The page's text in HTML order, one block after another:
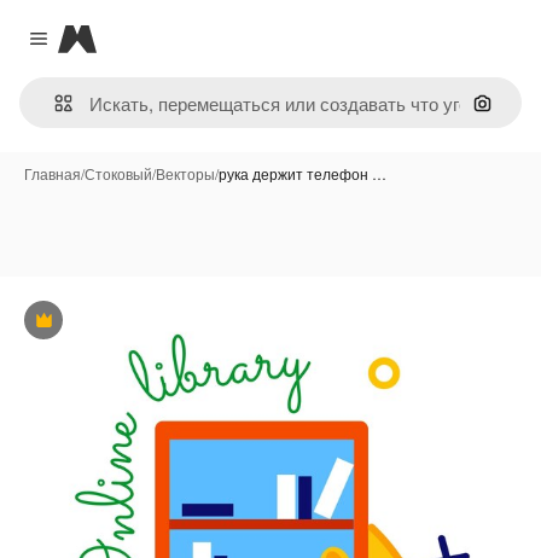
Close menu
Magnific
Поиск
Главная/Стоковый/Векторы/рука держит телефон …
Премиум